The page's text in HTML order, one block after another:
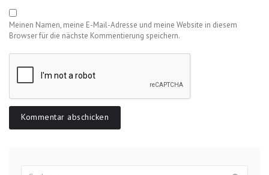
Meinen Namen, meine E-Mail-Adresse und meine Website in diesem
Browser für die nächste Kommentierung speichern.